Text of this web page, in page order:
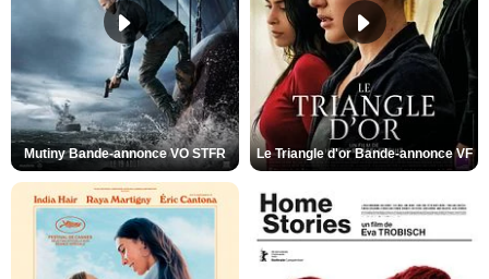
Mutiny Bande-annonce VO STFR Le Triangle d'or Bande-annonce VF